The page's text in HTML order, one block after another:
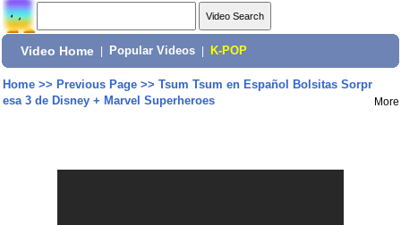
Video Home Popular Videos K-POP
Home>> Previous Page>> Tsum Tsum en Español Bolsitas Sorpr
esa 3 de Disney + Marvel Superheroes
More